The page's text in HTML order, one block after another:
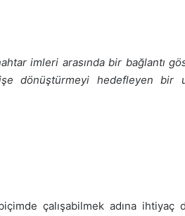
imleri arasında bir bağlantı
dönüştürmeyi hedefleyen bir
çalışabilmek adına ihtiyaç